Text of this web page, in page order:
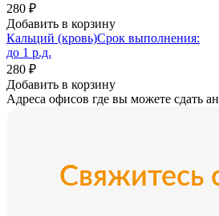
280 ₽
Добавить в корзину
Кальций (кровь)Срок выполнения:
до 1 р.д.
280 ₽
Добавить в корзину
Адреса офисов где вы можете сдать
Свяжитесь